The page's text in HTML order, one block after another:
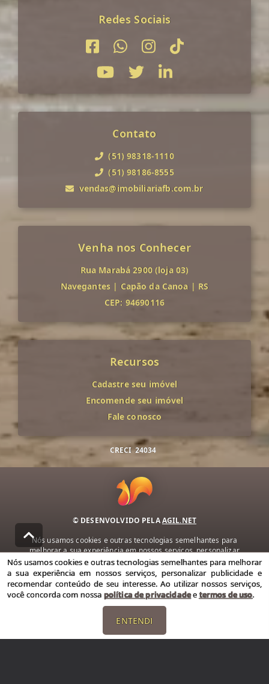
Redes Sociais
Contato
(51) 98318-1110
(51) 98186-8555
vendas@imobiliariafb.com.br
Venha nos Conhecer
Rua Marabá 2900 (loja 03)
Navegantes | Capão da Canoa | RS
CEP: 94690116
Recursos
Cadastre seu imóvel
Encomende seu imóvel
Fale conosco
CRECI 24034
© DESENVOLVIDO PELAAGIL.NET
Nós usamos cookies e outras tecnologias semelhantes para
melhorar a sua experiência em nossos serviços, personalizar
publicidade e recomendar conteúdo de seu interesse. Ao utilizar
nossos serviços, você concorda com nossa política de privacidade e
termos de uso.
Política de Privacidade Termos de uso
Nós usamos cookies e outras tecnologias semelhantes para melhorar
a sua experiência em nossos serviços, personalizar publicidade e
recomendar conteúdo de seu interesse. Ao utilizar nossos serviços,
você concorda com nossa política de privacidadeetermos de uso.
ENTENDI